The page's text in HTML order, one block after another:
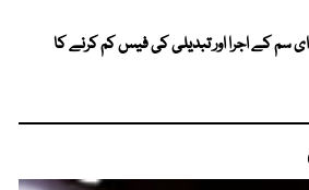
سم کے اجرا اور تبدیلی کی فیس کم کرنے کا